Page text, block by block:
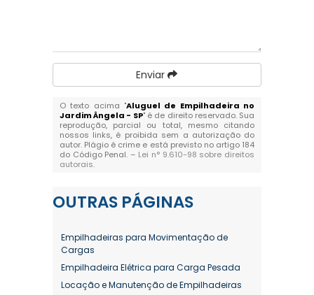
Enviar
O texto acima "Aluguel de Empilhadeira no
Jardim Ângela - SP" é de direito reservado. Sua
reprodução, parcial ou total, mesmo citando
nossos links, é proibida sem a autorização do
autor. Plágio é crime e está previsto no artigo 184
do Código Penal. – Lei n° 9.610-98 sobre direitos
autorais.
OUTRAS PÁGINAS
Empilhadeiras para Movimentação de
Cargas
Empilhadeira Elétrica para Carga Pesada
Locação e Manutenção de Empilhadeiras